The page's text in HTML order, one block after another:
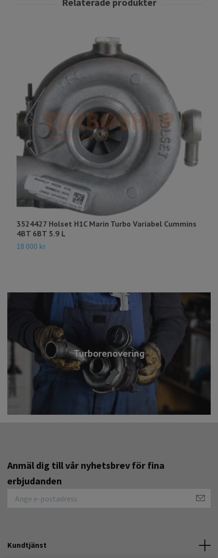
Turborenovering
3524427 Holset H1C Marin Turbo Variabel Cummins
4BT 6BT 5.9 L
18 000 kr
Anmäl dig till vår nyhetsbrev för fina
erbjudanden
Kundtjänst